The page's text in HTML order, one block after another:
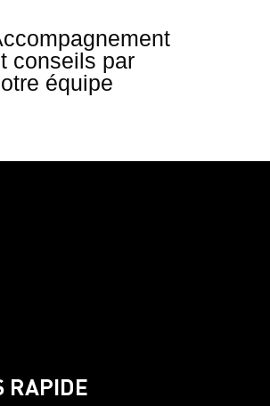
conseils par
équipe
RAPIDE